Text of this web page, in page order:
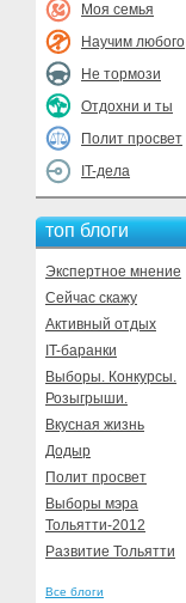
Моя семья
Научим любого
Не тормози
Отдохни и ты
Полит просвет
IT-дела
топ блоги
Экспертное мнение
Сейчас скажу
Активный отдых
IT-баранки
Выборы. Конкурсы.
Розыгрыши.
Вкусная жизнь
Додыр
Полит просвет
Выборы мэра
Тольятти-2012
Развитие Тольятти
Все блоги